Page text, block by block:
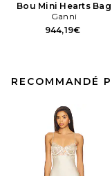
Bou Mini Hearts Bag
Ganni
944,19€
RECOMMANDÉ